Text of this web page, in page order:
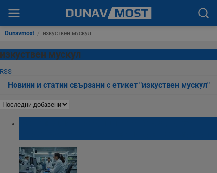
Dunavmost / изкуствен мускул
изкуствен мускул
RSS
Новини и статии свързани с етикет "изкуствен мускул"